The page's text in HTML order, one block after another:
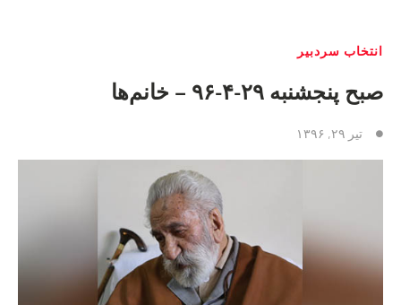
انتخاب سردبیر
صبح پنجشنبه ٢٩-۴-٩۶ – خانم‌ها
تیر ۲۹, ۱۳۹۶